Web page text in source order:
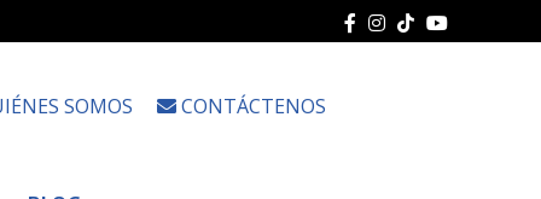
SOMOS CONTÁCTENOS